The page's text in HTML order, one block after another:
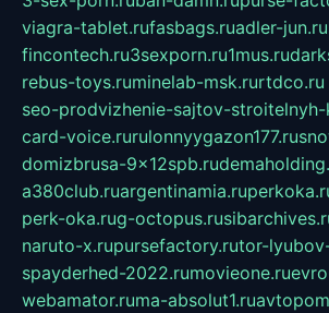
viagra-tablet.rufasbags.ruadler-jun.ru
fincontech.ru3sexporn.ru1mus.ru
rebus-toys.ruminelab-msk.rurtdco.ru
seo-prodvizhenie-sajtov-stroitelnyh-
card-voice.rurulonnyygazon177.ru
domizbrusa-9x12spb.ru
a380club.ruargentinamia.ru
perk-oka.rug-octopus.ru
naruto-x.rupursefactory.rutor-
spayderhed-2022.rumovieone.ru
webamator.ruma-absolut1.ru